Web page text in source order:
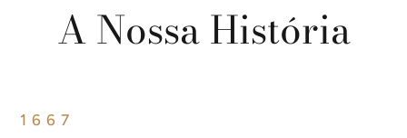
A Nossa História
1667